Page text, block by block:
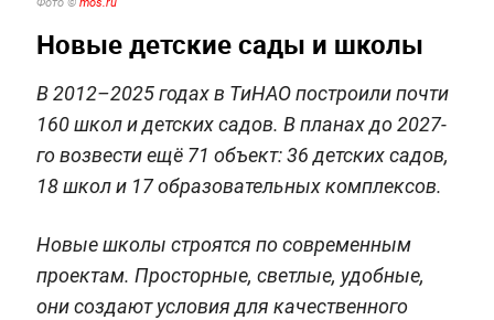
Новые детские сады и школы
В 2012–2025 годах в ТиНАО построили почти
160 школ и детских садов. В планах до 2027-
го возвести ещё 71 объект: 36 детских садов,
18 школ и 17 образовательных комплексов.
Новые школы строятся по современным
проектам. Просторные, светлые, удобные,
они создают условия для качественного